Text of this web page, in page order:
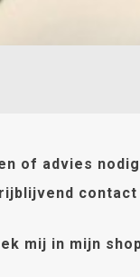
of advies
mij in mijn